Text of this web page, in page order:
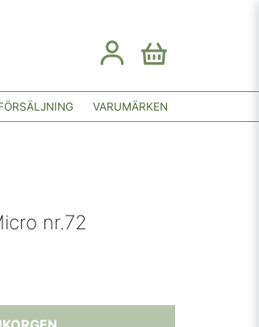
VARUMÄRKEN
nr.72